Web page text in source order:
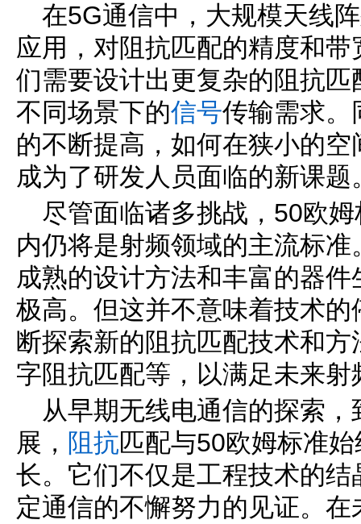
在5G通信中，大规模天线
应用，对阻抗匹配的精度和
们需要设计出更复杂的阻抗
不同场景下的信号传输需求。
的不断提高，如何在狭小的
成为了研发人员面临的新课题
尽管面临诸多挑战，50欧
内仍将是射频领域的主流标
成熟的设计方法和丰富的器
极高。但这并不意味着技术
断探索新的阻抗匹配技术和
字阻抗匹配等，以满足未来
从早期无线电通信的探索
展， 阻抗匹配与50欧姆标准
长。它们不仅是工程技术的
定通信的不懈努力的见证。